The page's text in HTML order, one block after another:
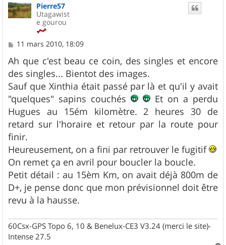
Pierre57
Utagawist
e gourou
M
s
s
a
g
e
11 mars 2010, 18:09
Ah que c'est beau ce coin, des singles et encore
des singles... Bientot des images.
Sauf que Xinthia était passé par là et qu'il y avait
"quelques" sapins couchés
Et on a perdu
Hugues au 15ém kilomètre. 2 heures 30 de
retard sur l'horaire et retour par la route pour
finir.
Heureusement, on a fini par retrouver le fugitif
On remet ça en avril pour boucler la boucle.
Petit détail : au 15èm Km, on avait déjà 800m de
D+, je pense donc que mon prévisionnel doit être
revu à la hausse.
60Csx-GPS Topo 6, 10 & Benelux-CE3 V3.24 (merci le site)-
Intense 27.5